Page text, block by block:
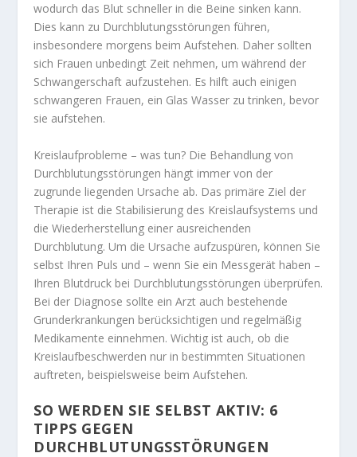
wodurch das Blut schneller in die Beine sinken kann.
Dies kann zu Durchblutungsstörungen führen,
insbesondere morgens beim Aufstehen. Daher sollten
sich Frauen unbedingt Zeit nehmen, um während der
Schwangerschaft aufzustehen. Es hilft auch einigen
schwangeren Frauen, ein Glas Wasser zu trinken, bevor
sie aufstehen.
Kreislaufprobleme – was tun? Die Behandlung von
Durchblutungsstörungen hängt immer von der
zugrunde liegenden Ursache ab. Das primäre Ziel der
Therapie ist die Stabilisierung des Kreislaufsystems und
die Wiederherstellung einer ausreichenden
Durchblutung. Um die Ursache aufzuspüren, können Sie
selbst Ihren Puls und – wenn Sie ein Messgerät haben –
Ihren Blutdruck bei Durchblutungsstörungen überprüfen.
Bei der Diagnose sollte ein Arzt auch bestehende
Grunderkrankungen berücksichtigen und regelmäßig
Medikamente einnehmen. Wichtig ist auch, ob die
Kreislaufbeschwerden nur in bestimmten Situationen
auftreten, beispielsweise beim Aufstehen.
SO WERDEN SIE SELBST AKTIV: 6
TIPPS GEGEN
DURCHBLUTUNGSSTÖRUNGEN